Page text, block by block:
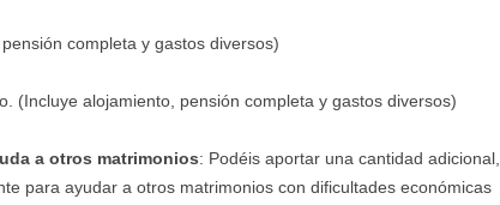
completa y gastos diversos)
(Incluye alojamiento, pensión completa y gastos diversos)
a otros matrimonios: Podéis aportar una cantidad adicional,
para ayudar a otros matrimonios con dificultades económicas